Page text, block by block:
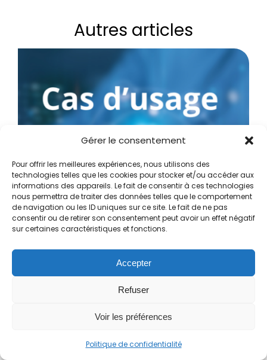
Gérer le consentement
Pour offrir les meilleures expériences, nous utilisons des
technologies telles que les cookies pour stocker et/ou accéder aux
informations des appareils. Le fait de consentir à ces technologies
nous permettra de traiter des données telles que le comportement
de navigation ou les ID uniques sur ce site. Le fait de ne pas
consentir ou de retirer son consentement peut avoir un effet négatif
sur certaines caractéristiques et fonctions.
Accepter
Refuser
Voir les préférences
Politique de confidentialité
Autres articles
Bilan Carbone dans la grande distribution:
notre cas d’usage
Poursuivre la lecture